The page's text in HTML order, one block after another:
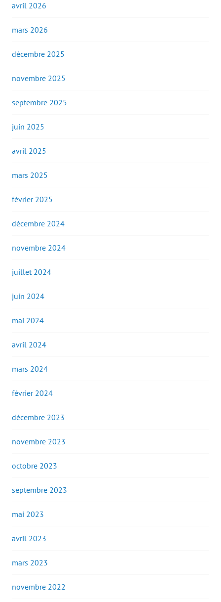
avril 2026
mars 2026
décembre 2025
novembre 2025
septembre 2025
juin 2025
avril 2025
mars 2025
février 2025
décembre 2024
novembre 2024
juillet 2024
juin 2024
mai 2024
avril 2024
mars 2024
février 2024
décembre 2023
novembre 2023
octobre 2023
septembre 2023
mai 2023
avril 2023
mars 2023
novembre 2022